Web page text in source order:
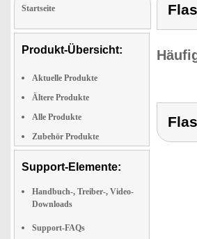
Startseite
Produkt-Übersicht:
Aktuelle Produkte
Ältere Produkte
Alle Produkte
Zubehör Produkte
Support-Elemente:
Handbuch-, Treiber-, Video-
Downloads
Support-FAQs